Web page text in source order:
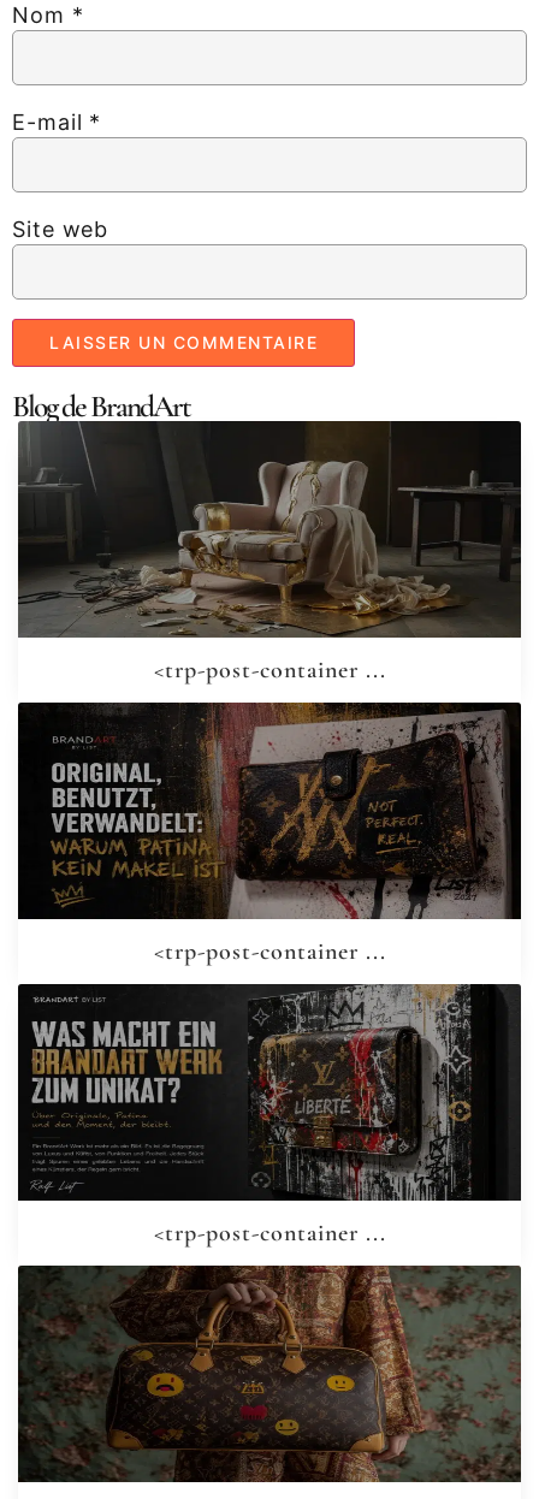
Nom *
E-mail *
Site web
Blog de BrandArt
<trp-post-container ...
<trp-post-container ...
<trp-post-container ...